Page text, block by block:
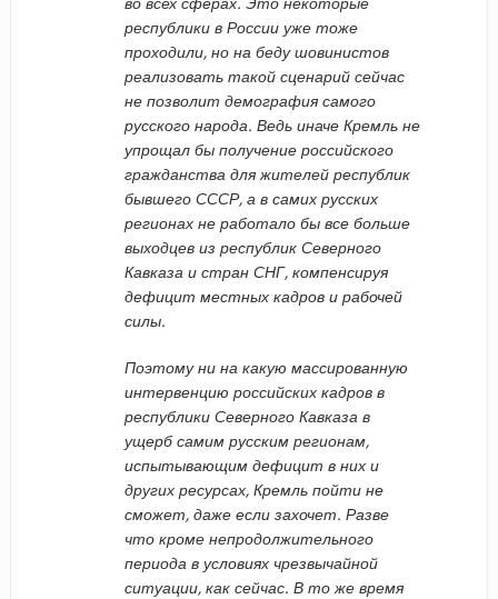
республики в России уже тоже
проходили, но на беду шовинистов
реализовать такой сценарий сейчас
не позволит демография самого
русского народа. Ведь иначе Кремль не
упрощал бы получение российского
гражданства для жителей республик
бывшего СССР, а в самих русских
регионах не работало бы все больше
выходцев из республик Северного
Кавказа и стран СНГ, компенсируя
дефицит местных кадров и рабочей
силы.
Поэтому ни на какую массированную
интервенцию российских кадров в
республики Северного Кавказа в
ущерб самим русским регионам,
испытывающим дефицит в них и
других ресурсах, Кремль пойти не
сможет, даже если захочет. Разве
что кроме непродолжительного
периода в условиях чрезвычайной
ситуации, как сейчас. В то же время